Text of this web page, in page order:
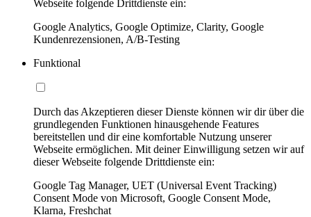
Webseite folgende Drittdienste ein:
Google Analytics, Google Optimize, Clarity, Google
Kundenrezensionen, A/B-Testing
Funktional
Durch das Akzeptieren dieser Dienste können wir dir über die
grundlegenden Funktionen hinausgehende Features
bereitstellen und dir eine komfortable Nutzung unserer
Webseite ermöglichen. Mit deiner Einwilligung setzen wir auf
dieser Webseite folgende Drittdienste ein:
Google Tag Manager, UET (Universal Event Tracking)
Consent Mode von Microsoft, Google Consent Mode,
Klarna, Freshchat